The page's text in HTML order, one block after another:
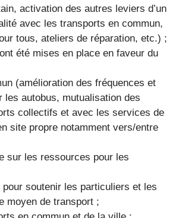
activation des autres leviers d’un
avec les transports en commun,
tous, ateliers de réparation, etc.) ;
été mises en place en faveur du
(amélioration des fréquences et
autobus, mutualisation des
collectifs et avec les services de
site propre notamment vers/entre
sur les ressources pour les
soutenir les particuliers et les
moyen de transport ;